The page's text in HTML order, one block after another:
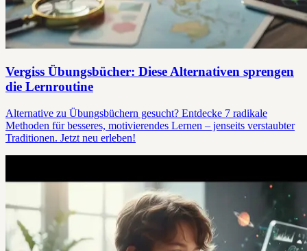
Vergiss Übungsbücher: Diese Alternativen sprengen
die Lernroutine
Alternative zu Übungsbüchern gesucht? Entdecke 7 radikale
Methoden für besseres, motivierendes Lernen – jenseits verstaubter
Traditionen. Jetzt neu erleben!